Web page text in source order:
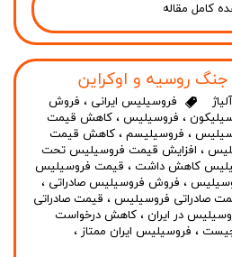
کامل مقاله
روسیه و اوکراین
فروسیلیس ایرانی ، فروش
، فروسیلیس ، کاهش قیمت
، فروسیلیسم ، کاهش قیمت
، افزایش قیمت فروسیلیس تحت
کاهش داشت ، قیمت فروسیلیس
، فروش فروسیلیس صادراتی ،
صادراتی فروسیلیس ، قیمت صادراتی
در ایران ، کاهش درخواست
، فروسیلیس ایران ممتاز ،